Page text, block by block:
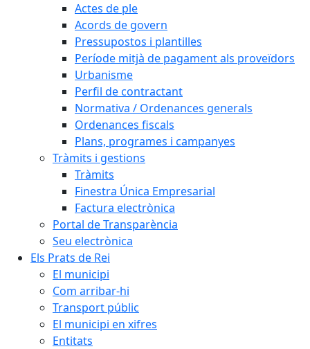
Actes de ple
Acords de govern
Pressupostos i plantilles
Període mitjà de pagament als proveïdors
Urbanisme
Perfil de contractant
Normativa / Ordenances generals
Ordenances fiscals
Plans, programes i campanyes
Tràmits i gestions
Tràmits
Finestra Única Empresarial
Factura electrònica
Portal de Transparència
Seu electrònica
Els Prats de Rei
El municipi
Com arribar-hi
Transport públic
El municipi en xifres
Entitats